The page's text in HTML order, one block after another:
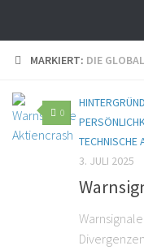
MARKIERT: DIE
0
TECHNISCHE
3. JULI 2025